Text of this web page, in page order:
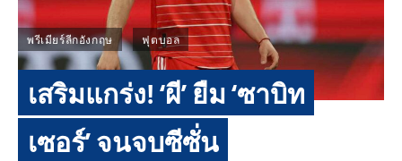
พรีเมียร์ลีกอังกฤษ ฟุตบอล
เสริมแกร่ง! ‘ผี’ ยืม ‘ซาบิท
เซอร์’ จนจบซีซั่น